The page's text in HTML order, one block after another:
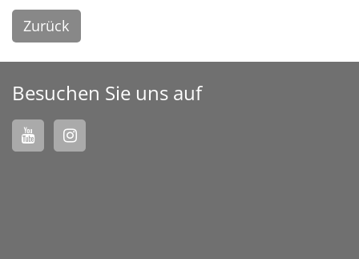
Zurück
Besuchen Sie uns auf